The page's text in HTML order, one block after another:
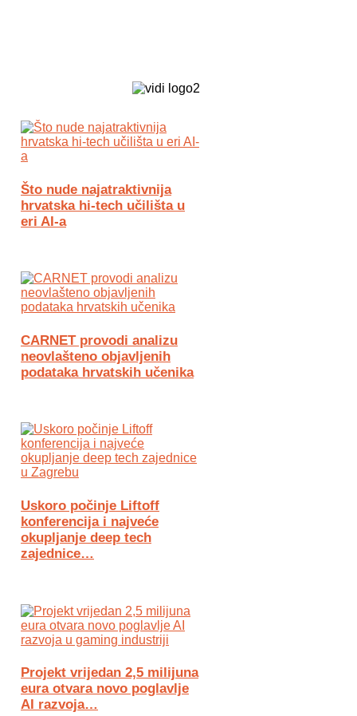
Što nude najatraktivnija
hrvatska hi-tech učilišta u
eri AI-a
CARNET provodi analizu
neovlašteno objavljenih
podataka hrvatskih učenika
Uskoro počinje Liftoff
konferencija i najveće
okupljanje deep tech
zajednice…
Projekt vrijedan 2,5 milijuna
eura otvara novo poglavlje
AI razvoja…